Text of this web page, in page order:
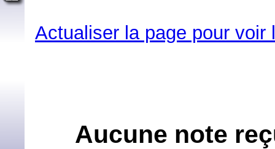
Actualiser la page pour
Aucune note